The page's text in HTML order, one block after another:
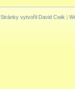
Stránky vytvořil David Cwik |